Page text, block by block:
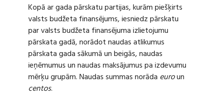
Kopā ar gada pārskatu partijas, kurām piešķirts
valsts budžeta finansējums, iesniedz pārskatu
par valsts budžeta finansējuma izlietojumu
pārskata gadā, norādot naudas atlikumus
pārskata gada sākumā un beigās, naudas
ieņēmumus un naudas maksājumus pa izdevumu
mērķu grupām. Naudas summas norāda euroun
centos.